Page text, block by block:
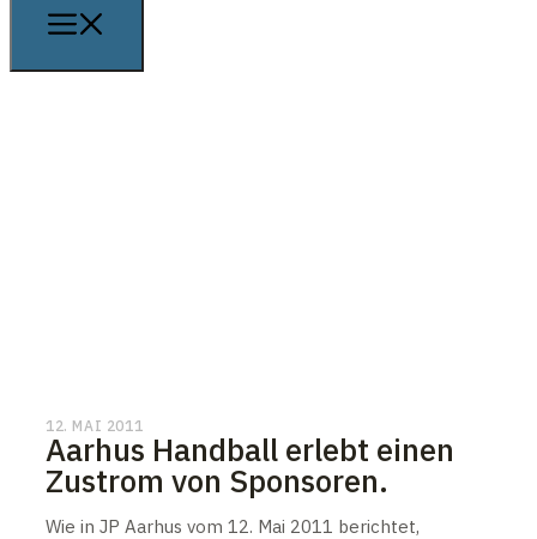
12. MAI 2011
Aarhus Handball erlebt einen
Zustrom von Sponsoren.
Wie in JP Aarhus vom 12. Mai 2011 berichtet,